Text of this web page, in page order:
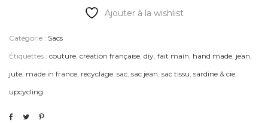
Ajouter à la wishlist
Catégorie : Sacs
Étiquettes : couture création française diy fait main hand made jean
jute made in france recyclage sac sac jean sac tissu sardine & cie
upcycling